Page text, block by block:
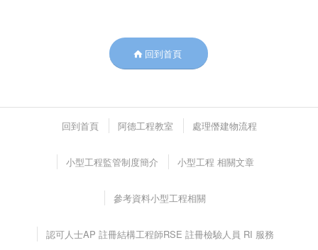
回到首頁
回到首頁 阿德工程教室 處理僭建物流程
小型工程監管制度簡介 小型工程 相關文章
參考資料小型工程相關
認可人士AP 註冊結構工程師RSE 註冊檢驗人員 RI 服務